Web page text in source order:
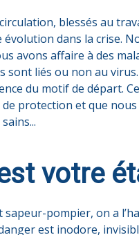
blessés au
dans la crise.
avons affaire à des
sont liés ou non au
du motif de départ.
de protection et que
votre
sapeur-pompier, on a
est inodore,